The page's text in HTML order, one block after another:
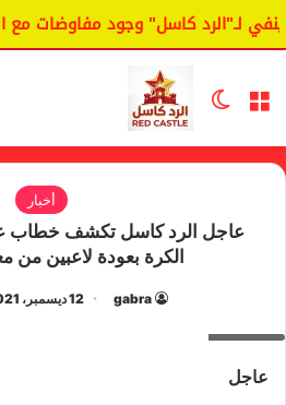
لـ"الرد كاسل" وجود مفاوضات مع
القائمة الوضع المظلم
أخبار
عاجل الرد كاسل تكشف خطاب
الكرة بعودة لاعبين من
gabra 12 ديسمبر، 2021
عاجل